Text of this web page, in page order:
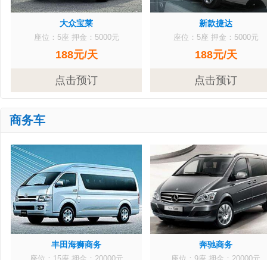
大众宝莱
座位：5座 押金：5000元
188元/天
点击预订
新款捷达
座位：5座 押金：5000元
188元/天
点击预订
商务车
丰田海狮商务 奔驰商务